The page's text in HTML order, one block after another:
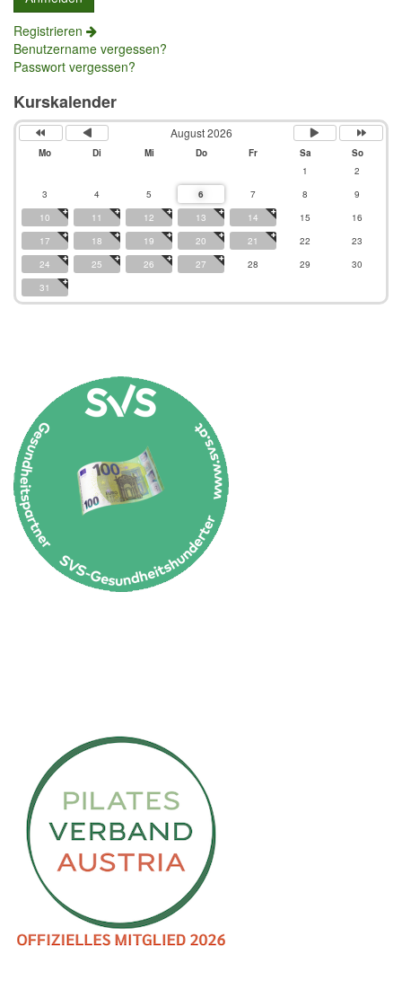
Registrieren
Benutzername vergessen?
Passwort vergessen?
Kurskalender
August 2026
Mo Di Mi Do Fr Sa
So
1
2
3
4 5 6 7 8
9
10
11 12 13 14 15
16
17
18 19 20 21 22
23
24
25 26 27 28 29
30
31